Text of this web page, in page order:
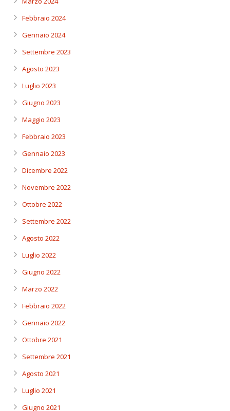
Febbraio 2024
Gennaio 2024
Settembre 2023
Agosto 2023
Luglio 2023
Giugno 2023
Maggio 2023
Febbraio 2023
Gennaio 2023
Dicembre 2022
Novembre 2022
Ottobre 2022
Settembre 2022
Agosto 2022
Luglio 2022
Giugno 2022
Marzo 2022
Febbraio 2022
Gennaio 2022
Ottobre 2021
Settembre 2021
Agosto 2021
Luglio 2021
Giugno 2021